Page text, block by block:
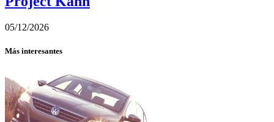
05/12/2026
Más interesantes